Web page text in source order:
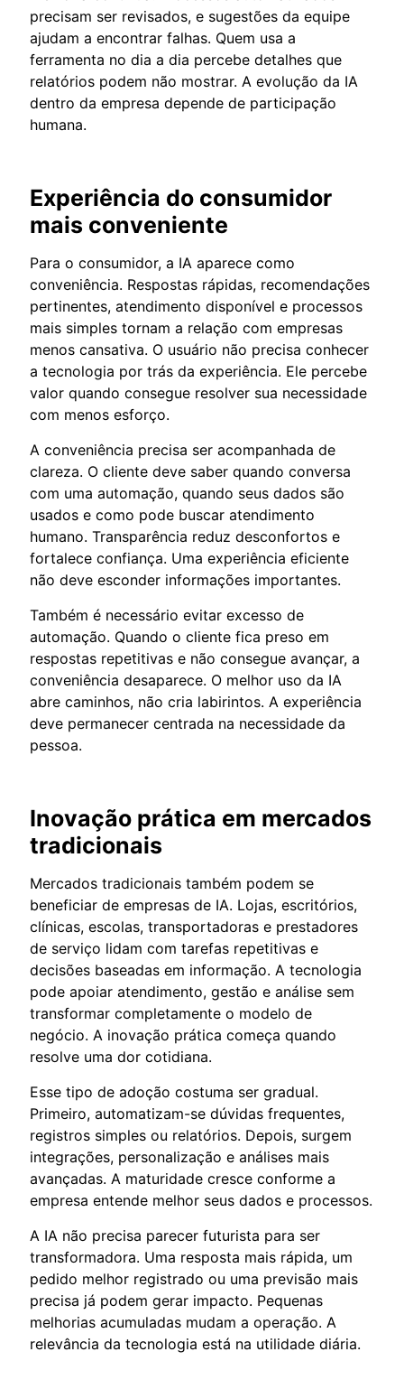
precisam ser revisados, e sugestões da equipe
ajudam a encontrar falhas. Quem usa a
ferramenta no dia a dia percebe detalhes que
relatórios podem não mostrar. A evolução da IA
dentro da empresa depende de participação
humana.
Experiência do consumidor
mais conveniente
Para o consumidor, a IA aparece como
conveniência. Respostas rápidas, recomendações
pertinentes, atendimento disponível e processos
mais simples tornam a relação com empresas
menos cansativa. O usuário não precisa conhecer
a tecnologia por trás da experiência. Ele percebe
valor quando consegue resolver sua necessidade
com menos esforço.
A conveniência precisa ser acompanhada de
clareza. O cliente deve saber quando conversa
com uma automação, quando seus dados são
usados e como pode buscar atendimento
humano. Transparência reduz desconfortos e
fortalece confiança. Uma experiência eficiente
não deve esconder informações importantes.
Também é necessário evitar excesso de
automação. Quando o cliente fica preso em
respostas repetitivas e não consegue avançar, a
conveniência desaparece. O melhor uso da IA
abre caminhos, não cria labirintos. A experiência
deve permanecer centrada na necessidade da
pessoa.
Inovação prática em mercados
tradicionais
Mercados tradicionais também podem se
beneficiar de empresas de IA. Lojas, escritórios,
clínicas, escolas, transportadoras e prestadores
de serviço lidam com tarefas repetitivas e
decisões baseadas em informação. A tecnologia
pode apoiar atendimento, gestão e análise sem
transformar completamente o modelo de
negócio. A inovação prática começa quando
resolve uma dor cotidiana.
Esse tipo de adoção costuma ser gradual.
Primeiro, automatizam-se dúvidas frequentes,
registros simples ou relatórios. Depois, surgem
integrações, personalização e análises mais
avançadas. A maturidade cresce conforme a
empresa entende melhor seus dados e processos.
A IA não precisa parecer futurista para ser
transformadora. Uma resposta mais rápida, um
pedido melhor registrado ou uma previsão mais
precisa já podem gerar impacto. Pequenas
melhorias acumuladas mudam a operação. A
relevância da tecnologia está na utilidade diária.